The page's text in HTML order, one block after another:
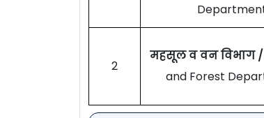
2
महसूल व वन विभाग /
and Forest